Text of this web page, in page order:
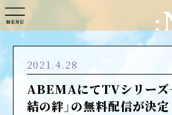
2021.4.28
ABEMAにてTVシリーズ
結の絆」の無料配信が決定